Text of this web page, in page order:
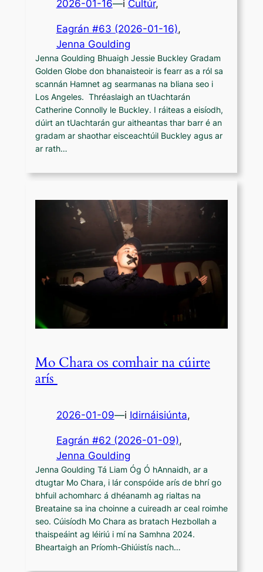
2026-01-16—i Cultúr,
Eagrán #63 (2026-01-16)
Jenna Goulding
Jenna Goulding Bhuaigh Jessie Buckley Gradam
Golden Globe don bhanaisteoir is fearr as a ról sa
scannán Hamnet ag searmanas na bliana seo i
Los Angeles. Thréaslaigh an tUachtarán
Catherine Connolly le Buckley. I ráiteas a eisíodh,
dúirt an tUachtarán gur aitheantas thar barr é an
gradam ar shaothar eisceachtúil Buckley agus ar
ar rath…
Mo Chara os comhair na cúirte
arís
2026-01-09—i Idirnáisiúnta,
Eagrán #62 (2026-01-09)
Jenna Goulding
Jenna Goulding Tá Liam Óg Ó hAnnaidh, ar a
dtugtar Mo Chara, i lár conspóide arís de bhrí go
bhfuil achomharc á dhéanamh ag rialtas na
Breataine sa ina choinne a cuireadh ar ceal roimhe
seo. Cúisíodh Mo Chara as bratach Hezbollah a
thaispeáint ag léiriú i mí na Samhna 2024.
Bheartaigh an Príomh-Ghiúistís nach…